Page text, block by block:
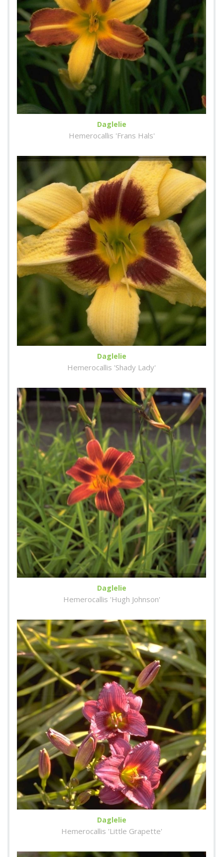
Daglelie
Hemerocallis 'Frans Hals'
Daglelie
Hemerocallis 'Shady Lady'
Daglelie
Hemerocallis 'Hugh Johnson'
Daglelie
Hemerocallis 'Little Grapette'